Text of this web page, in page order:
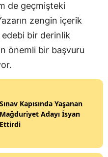
de geçmişteki
zengin içerik
bir derinlik
önemli bir başvuru
Sınav Kapısında Yaşanan
Mağduriyet Adayı İsyan
Ettirdi